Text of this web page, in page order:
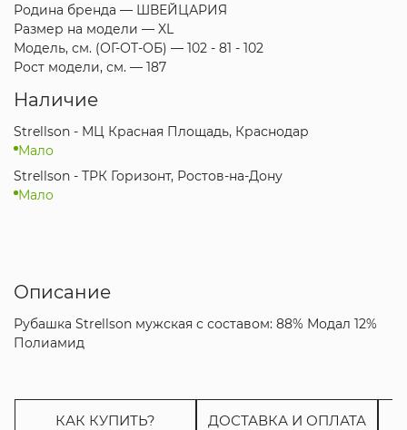
Родина бренда — ШВЕЙЦАРИЯ
Размер на модели — XL
Модель, см. (ОГ-ОТ-ОБ) — 102 - 81 - 102
Рост модели, см. — 187
Наличие
Strellson - МЦ Красная Площадь, Краснодар
Мало
Strellson - ТРК Горизонт, Ростов-на-Дону
Мало
Описание
Рубашка Strellson мужская с составом: 88% Модал 12%
Полиамид
КАК КУПИТЬ? ДОСТАВКА И ОПЛАТА